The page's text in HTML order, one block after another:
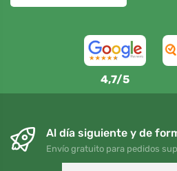
4,7/5
Al día siguiente y de
Envío gratuito para pedidos